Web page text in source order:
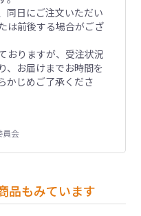
同日にご注文いただい
は前後する場合がござ
おりますが、受注状況
、お届けまでお時間を
かじめご了承くださ
員会
品もみています